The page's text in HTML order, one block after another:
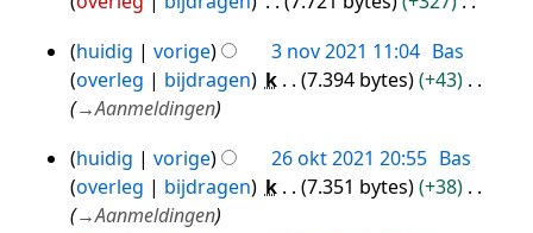
s
a
m
e
n
v
a
g
s
s
m
e
k
i
n
s
s
a
e
w
e
r
i
n
g
e
b
e
w
e
r
k
nov
2021
e
e
n
e
w
3
nov
2021
huidig vorige 3 nov 2021 11:04 Bas
overleg
bijdragen k 7.394 bytes
+43
→Aanmeldingen
26
okt
huidig vorige 26 okt 2021 20:55 Bas
overleg
bijdragen k 7.351 bytes
+38
→Aanmeldingen